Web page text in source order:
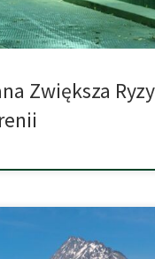
Zwiększa